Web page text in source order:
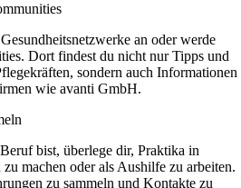
an oder werde
Dort findest du nicht nur Tipps und
sondern auch Informationen
wie avanti GmbH.
bist, überlege dir, Praktika in
machen oder als Aushilfe zu arbeiten.
zu sammeln und Kontakte zu